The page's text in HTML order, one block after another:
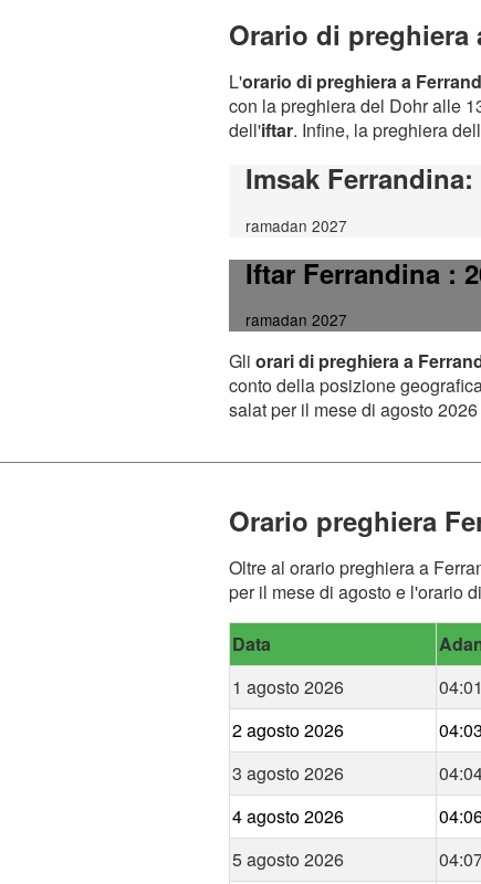
Orario di preghiera
L'orario di preghiera a
con la preghiera del Dohr alle
dell'iftar. Infine, la preghiera
Imsak Ferrandina:
ramadan 2027
Iftar Ferrandina:
ramadan 2027
Gli orari di preghiera a
conto della posizione
salat per il mese di agosto
Orario preghiera
Oltre al orario preghiera a
per il mese di agosto e l'orario
Data
1 agosto 2026
04:01
2 agosto 2026
04:03
3 agosto 2026
4 agosto 2026
5 agosto 2026